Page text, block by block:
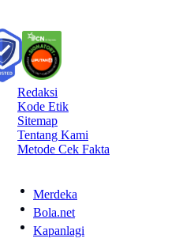
Redaksi
Kode Etik
Sitemap
Tentang Kami
Metode Cek Fakta
Merdeka
Bola.net
Kapanlagi